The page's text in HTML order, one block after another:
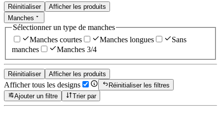
Réinitialiser
Afficher les produits
Manches
Sélectionner un type de manches
Manches courtes
Manches longues
Sans
manches
Manches 3/4
Réinitialiser Afficher les produits
Afficher tous les designs
Réinitialiser les filtres
Ajouter un filtre
Trier par